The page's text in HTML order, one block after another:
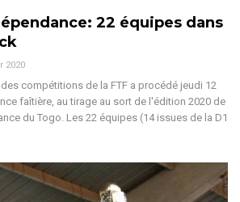
22 équipes dans
2020
compétitions de la FTF a procédé jeudi 12
faîtière, au tirage au sort de l'édition 2020 de
du Togo. Les 22 équipes (14 issues de la D1